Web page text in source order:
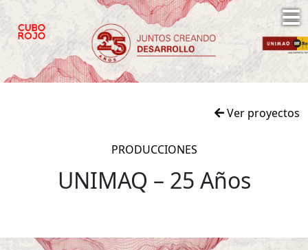
Ver proyectos
PRODUCCIONES
UNIMAQ – 25 Años